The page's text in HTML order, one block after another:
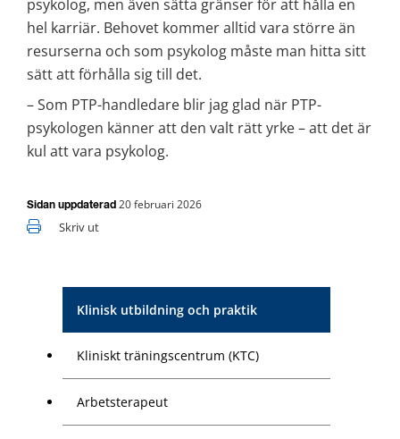
Klinisk utbildning och praktik
Kliniskt träningscentrum (KTC)
Arbetsterapeut
psykolog, men även sätta gränser för att hålla en
hel karriär. Behovet kommer alltid vara större än
resurserna och som psykolog måste man hitta sitt
sätt att förhålla sig till det.
– Som PTP-handledare blir jag glad när PTP-
psykologen känner att den valt rätt yrke – att det är
kul att vara psykolog.
Sidan uppdaterad 20 februari 2026
Skriv ut